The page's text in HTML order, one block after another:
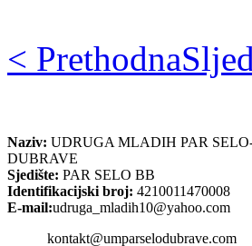
< Prethodna
Naziv: UDRUGA MLADIH PAR
DUBRAVE
Sjedište: PAR SELO BB
Identifikacijski broj: 4210011470008
E-mail:udruga_mladih10@yahoo.com
kontakt@umparselodubrave.com